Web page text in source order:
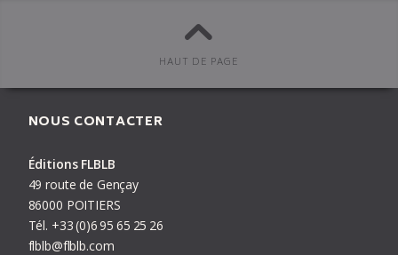
Debout le roman-photo !
Je n’ac­cep­te­rai aucune assis­tante sexuelle si lui faire
PRÉCÉDENT
HAUT DE PAGE
NOUS CONTACTER
Éditions FLBLB
49 route de Gençay
86000 POITIERS
Tél. +33(0)695 65 25 26
flblb@flblb.com